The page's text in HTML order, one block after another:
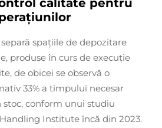
calitate pentru
spațiile de depozitare
produse în curs de execuție
de obicei se observă o
33% a timpului necesar
conform unui studiu
Institute încă din 2023.